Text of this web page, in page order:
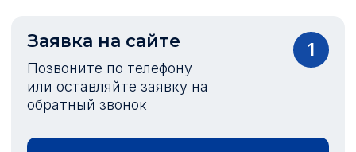
Заявка на сайте
Позвоните по телефону
или оставляйте заявку на
обратный звонок
1